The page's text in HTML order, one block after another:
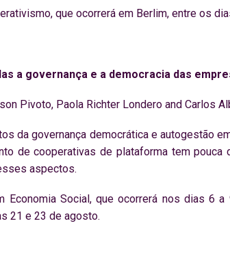
que ocorrerá em Berlim, entre os
a governança e a democracia das
Pivoto, Paola Richter Londero and Carlos
da governança democrática e autogestão
de cooperativas de plataforma tem
aspectos.
Economia Social, que ocorrerá nos dias 6
21 e 23 de agosto.